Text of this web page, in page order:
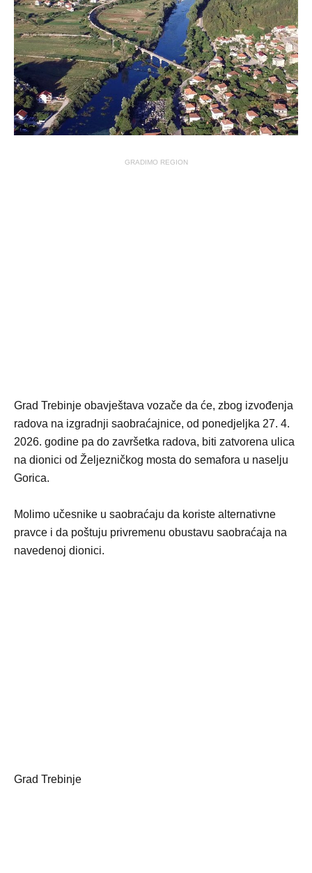
GRADIMO REGION
Grad Trebinje obavještava vozače da će, zbog izvođenja
radova na izgradnji saobraćajnice, od ponedjeljka 27. 4.
2026. godine pa do završetka radova, biti zatvorena ulica
na dionici od Željezničkog mosta do semafora u naselju
Gorica.
Molimo učesnike u saobraćaju da koriste alternativne
pravce i da poštuju privremenu obustavu saobraćaja na
navedenoj dionici.
Grad Trebinje